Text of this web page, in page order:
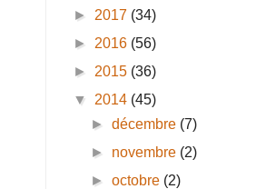
► 2017 (34)
► 2016 (56)
► 2015 (36)
▼ 2014 (45)
►décembre (7)
► novembre (2)
►octobre (2)